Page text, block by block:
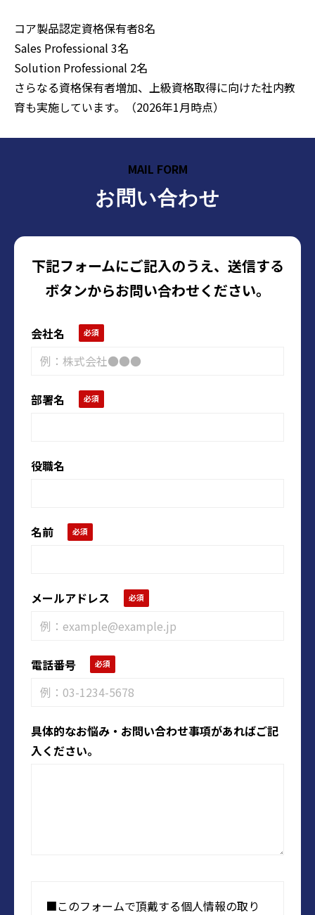
コア製品認定資格保有者8名
Sales Professional 3名
Solution Professional 2名
さらなる資格保有者増加、上級資格取得に向けた社内教
育も実施しています。（2026年1月時点）
MAIL FORM
お問い合わせ
下記フォームにご記入のうえ、送信する
ボタンからお問い合わせください。
会社名
部署名
役職名
名前
メールアドレス
電話番号
具体的なお悩み・お問い合わせ事項があればご記
入ください。
■このフォームで頂戴する個人情報の取り